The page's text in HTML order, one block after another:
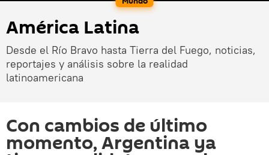
América Latina
Desde el Río Bravo hasta Tierra del Fuego, noticias,
reportajes y análisis sobre la realidad
latinoamericana
Con cambios de último
momento, Argentina ya